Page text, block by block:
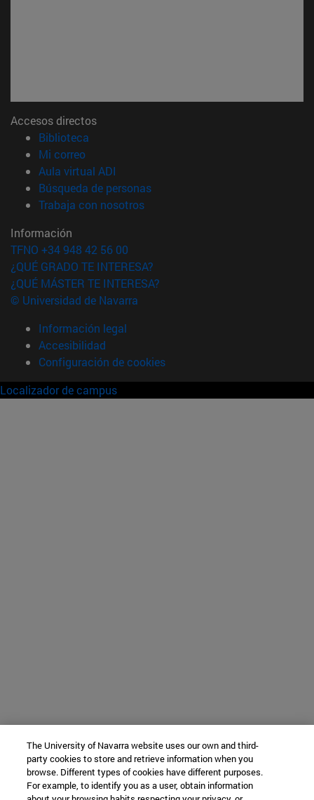
Accesos directos
Biblioteca
Mi correo(abre en nueva ventana)
Aula virtual ADI
Búsqueda de personas(abre en nueva ventana)
Trabaja con nosotros(abre en nueva ventana)
Información
TFNO +34 948 42 56 00
¿QUÉ GRADO TE INTERESA?
¿QUÉ MÁSTER TE INTERESA?
© Universidad de Navarra
Información legal
Accesibilidad
Configuración de cookies
Localizador de campus
The University of Navarra website uses our own and third-
party cookies to store and retrieve information when you
browse. Different types of cookies have different purposes.
For example, to identify you as a user, obtain information